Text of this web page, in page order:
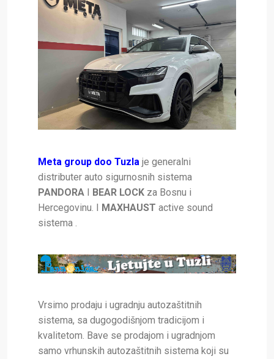
Meta group doo Tuzla je generalni
distributer auto sigurnosnih sistema
PANDORA
BEAR LOCK za Bosnu i
Hercegovinu. I
MAXHAUST active sound
sistema .
Vrsimo prodaju i ugradnju autozaštitnih
sistema, sa dugogodišnjom tradicijom i
kvalitetom. Bave se prodajom i ugradnjom
samo vrhunskih autozaštitnih sistema koji su